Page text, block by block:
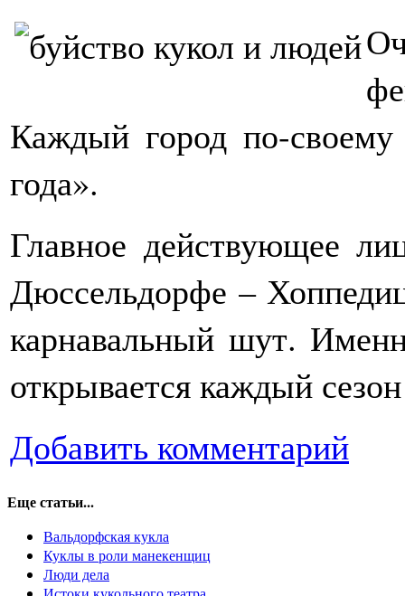
Каждый город по-
года».
Главное действующее
Дюссельдорфе –
карнавальный шут.
открывается каждый сезон
Добавить комментарий
Еще статьи...
Вальдорфская кукла
Куклы в роли манекенщиц
Люди дела